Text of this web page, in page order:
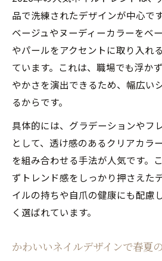
品で洗練されたデザインが中心で
ベージュやヌーディーカラーをベ
やパールをアクセントに取り入れ
ています。これは、職場でも浮か
やかさを演出できるため、幅広い
るからです。
具体的には、グラデーションやフ
として、透け感のあるクリアカラ
を組み合わせる手法が人気です。
ずトレンド感をしっかり押さえた
イルの持ちや自爪の健康にも配慮
く選ばれています。
かわいいネイルデザインで春夏